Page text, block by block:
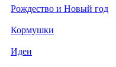
Рождество и Новый год
Кормушки
Идеи